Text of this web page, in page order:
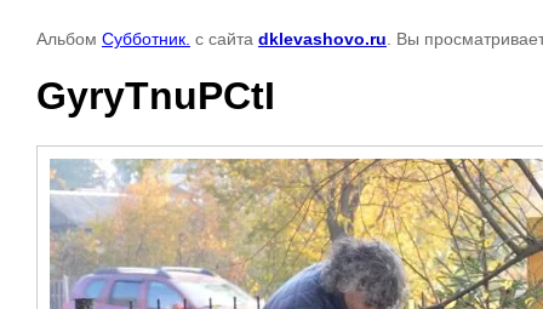
Альбом Субботник. с сайта dklevashovo.ru . Вы
GyryTnuPCtI